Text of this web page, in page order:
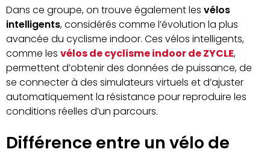
Dans ce groupe, on trouve également les vélos
intelligents, considérés comme l’évolution la plus
avancée du cyclisme indoor. Ces vélos intelligents,
comme les vélos de cyclisme indoor de ZYCLE,
permettent d’obtenir des données de puissance, de
se connecter à des simulateurs virtuels et d’ajuster
automatiquement la résistance pour reproduire les
conditions réelles d’un parcours.
Différence entre un vélo de